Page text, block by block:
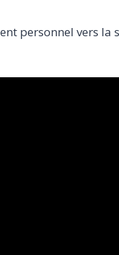
personnel vers la